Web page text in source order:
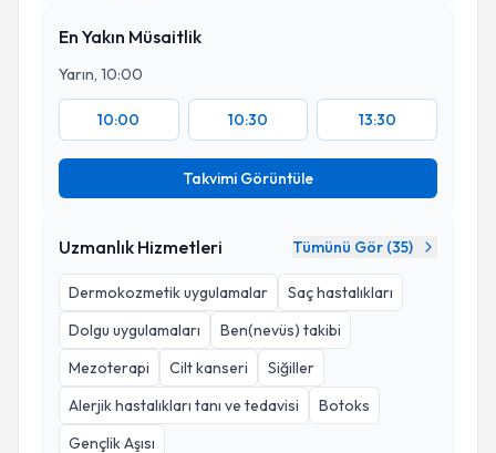
En Yakın Müsaitlik
Yarın, 10:00
10:00 10:30 13:30
Takvimi Görüntüle
Uzmanlık Hizmetleri Tümünü Gör (35)
Dermokozmetik uygulamalar
Saç hastalıkları
Dolgu uygulamaları
Ben(nevüs) takibi
Mezoterapi
Cilt kanseri
Siğiller
Alerjik hastalıkları tanı ve tedavisi
Botoks
Gençlik Aşısı